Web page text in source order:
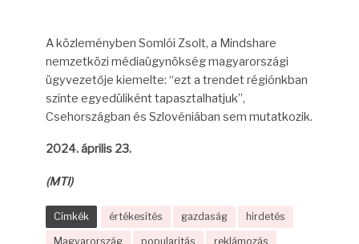
A közleményben Somlói Zsolt, a Mindshare
nemzetközi médiaügynökség magyarországi
ügyvezetője kiemelte: “ezt a trendet régiónkban
szinte egyedüliként tapasztalhatjuk”,
Csehországban és Szlovéniában sem mutatkozik.
2024. április 23.
(MTI)
Címkék értékesítés gazdaság hirdetés
Magyarország popularitás reklámozás